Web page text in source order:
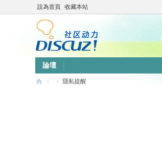
設為首頁 收藏本站
論壇
› › 隱私提醒